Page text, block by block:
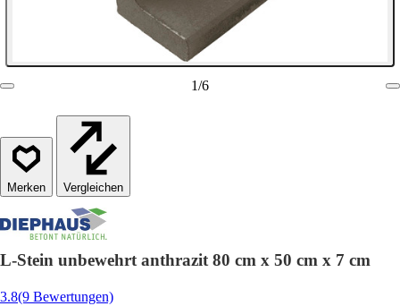
1/6
Vergleichen
L-Stein unbewehrt anthrazit 80 cm x 50 cm x 7 cm
3.8(9 Bewertungen)